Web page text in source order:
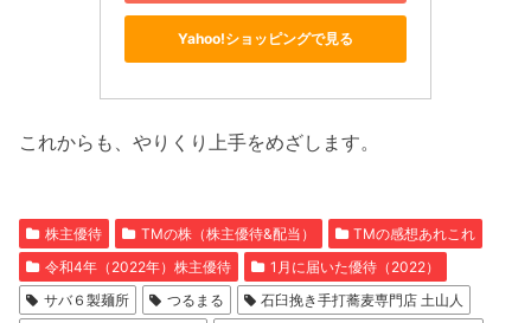
Yahoo!ショッピングで見る
これからも、やりくり上手をめざします。
株主優待 TMの株（株主優待&配当）
TMの感想あれこれ
令和4年（2022年）株主優待
1月に届いた優待（2022）
サバ６製麺所
つるまる
石臼挽き手打蕎麦専門店 土山人